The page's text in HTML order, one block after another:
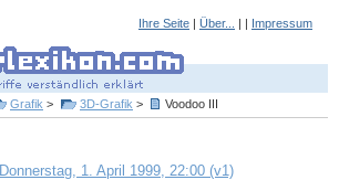
Ihre Seite | Über... | | Impressum
Grafik > 3D-Grafik > Voodoo III
Donnerstag, 1. April 1999, 22:00 (v1)